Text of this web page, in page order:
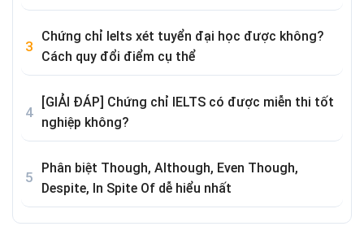
Chứng chỉ Ielts xét tuyển đại học được không?
Cách quy đổi điểm cụ thể
[GIẢI ĐÁP] Chứng chỉ IELTS có được miễn thi tốt
nghiệp không?
Phân biệt Though, Although, Even Though,
Despite, In Spite Of dễ hiểu nhất